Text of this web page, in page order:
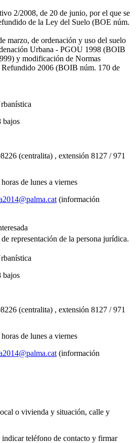
2/2008, de 20 de junio, por el que se
de la Ley del Suelo (BOE núm.
marzo, de ordenación y uso del suelo
Urbana - PGOU 1998 (BOIB
y modificación de Normas
2006 (BOIB núm. 170 de
bajos
(centralita) , extensión 8127 / 971
de lunes a viernes
(información
representación de la persona jurídica.
bajos
(centralita) , extensión 8127 / 971
de lunes a viernes
(información
o vivienda y situación, calle y
indicar teléfono de contacto y firmar